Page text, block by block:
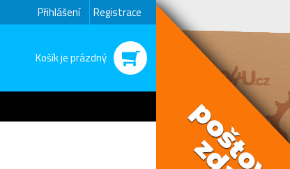
Přihlášení Registrace
Košík je prázdný